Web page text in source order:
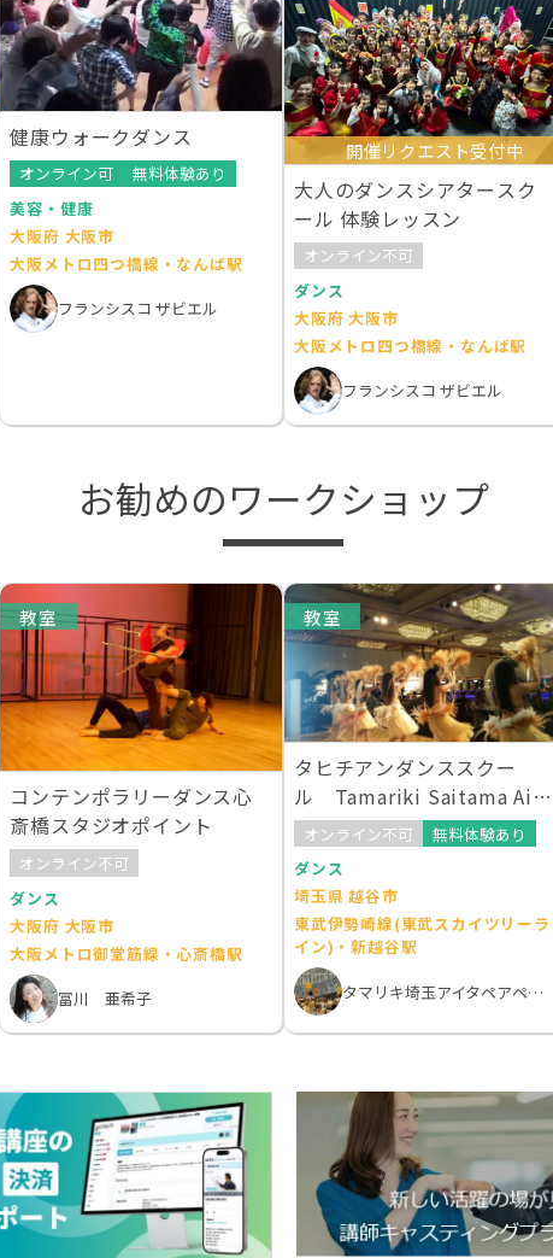
健康ウォークダンス
オンライン可
無料体験あり
美容・健康
大阪府 大阪市
大阪メトロ四つ橋線・なんば駅
フランシスコ ザビエル
開催リクエスト受付中
大人のダンスシアタースク
ール 体験レッスン
オンライン不可
ダンス
大阪府 大阪市
大阪メトロ四つ橋線・なんば駅
フランシスコ ザビエル
お勧めのワークショップ
教室
コンテンポラリーダンス心
斎橋スタジオポイント
オンライン不可
ダンス
大阪府 大阪市
大阪メトロ御堂筋線・心斎橋駅
冨川 亜希子
教室
タヒチアンダンススクー
ル Tamariki Saitama Aita
epeapea 蒲生 北越谷 大
袋 教室 WAnest
オンライン不可
無料体験あり
ダンス
埼玉県 越谷市
東武伊勢崎線(東武スカイツリーラ
イン)・新越谷駅
タマリキ埼玉アイタペアペア 越谷ヨガピラティススクール